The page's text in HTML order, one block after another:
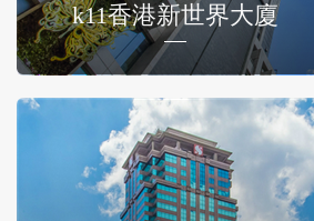
k11香港新世界大廈